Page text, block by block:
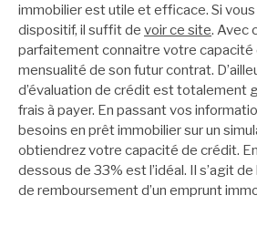
immobilier est utile et efficace. Si
dispositif, il suffit de voir ce site. Avec
parfaitement connaitre votre capacité
mensualité de son futur contrat.
d’évaluation de crédit est totalement
frais à payer. En passant vos
besoins en prêt immobilier sur un
obtiendrez votre capacité de crédit.
dessous de 33% est l’idéal. Il s’agit
de remboursement d’un emprunt